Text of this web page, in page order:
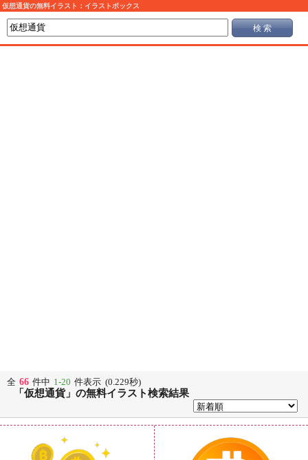
仮想通貨の無料イラスト：イラストボックス
検 索
全 66 件中 1-20 件表示 (0.229秒)
「仮想通貨」の無料イラスト検索結果